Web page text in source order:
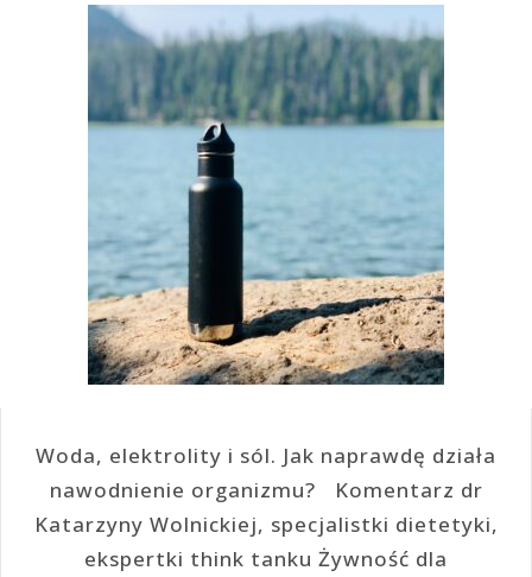
Woda, elektrolity i sól. Jak naprawdę działa
nawodnienie organizmu? Komentarz dr
Katarzyny Wolnickiej, specjalistki dietetyki,
ekspertki think tanku Żywność dla